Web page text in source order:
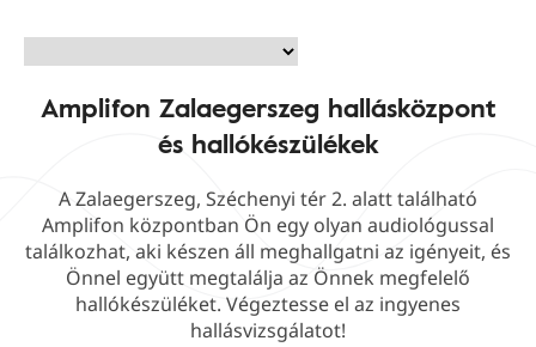
Amplifon Zalaegerszeg hallásközpont
és hallókészülékek
A Zalaegerszeg, Széchenyi tér 2. alatt található
Amplifon központban Ön egy olyan audiológussal
találkozhat, aki készen áll meghallgatni az igényeit, és
Önnel együtt megtalálja az Önnek megfelelő
hallókészüléket. Végeztesse el az ingyenes
hallásvizsgálatot!